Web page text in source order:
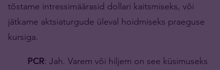
tõstame intressimäärasid dollari kaitsmiseks, või
jätkame aktsiaturgude üleval hoidmiseks praeguse
kursiga.
PCR: Jah. Varem või hiljem on see küsimuseks